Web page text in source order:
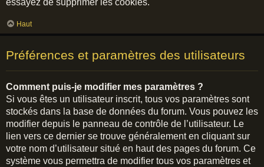
essayez de supprimer les cookies.
Haut
Préférences et paramètres des utilisateurs
Comment puis-je modifier mes paramètres ?
Si vous êtes un utilisateur inscrit, tous vos paramètres sont
stockés dans la base de données du forum. Vous pouvez les
modifier depuis le panneau de contrôle de l’utilisateur. Le
lien vers ce dernier se trouve généralement en cliquant sur
votre nom d’utilisateur situé en haut des pages du forum. Ce
système vous permettra de modifier tous vos paramètres et